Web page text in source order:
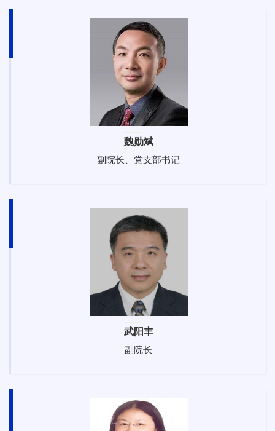
魏勋斌
副院长、党支部书记
武阳丰
副院长